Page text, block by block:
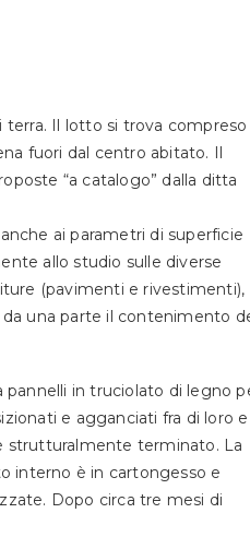
terra. Il lotto si trova compreso
fuori dal centro abitato. Il
“a catalogo” dalla ditta
ai parametri di superficie
allo studio sulle diverse
(pavimenti e rivestimenti),
una parte il contenimento
pannelli in truciolato di legno
e agganciati fra di loro e
strutturalmente terminato. La
interno è in cartongesso e
Dopo circa tre mesi di